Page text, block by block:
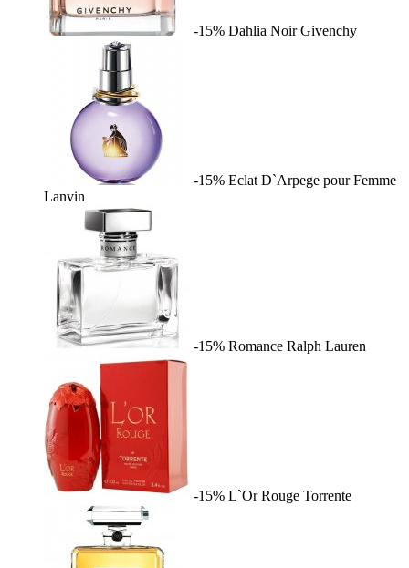
-15% Dahlia Noir Givenchy
-15% Eclat D`Arpege pour Femme
Lanvin
-15% Romance Ralph Lauren
-15% L`Or Rouge Torrente